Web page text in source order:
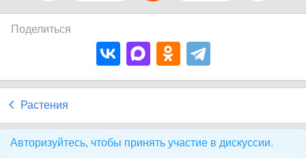
Поделиться
Растения
Авторизуйтесь, чтобы принять участие в дискуссии.